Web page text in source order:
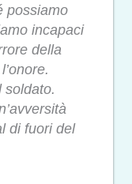
possiamo
incapaci
della
soldato.
di fuori del